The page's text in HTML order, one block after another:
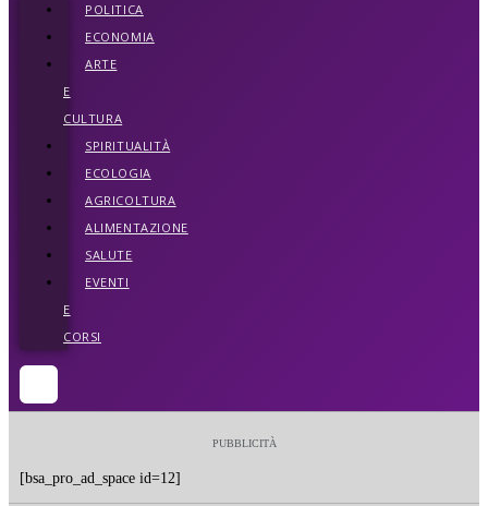
POLITICA
ECONOMIA
ARTE
E
CULTURA
SPIRITUALITÀ
ECOLOGIA
AGRICOLTURA
ALIMENTAZIONE
SALUTE
EVENTI
E
CORSI
PUBBLICITÀ
[bsa_pro_ad_space id=12]